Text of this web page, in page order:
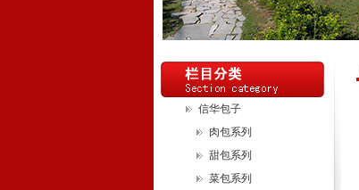
信华包子
肉包系列
甜包系列
菜包系列